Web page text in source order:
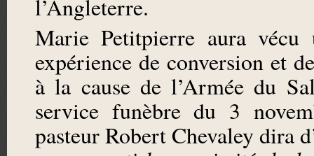
l’Angleterre.
Marie Petitpierre aura vécu
expérience de conversion et
à la cause de l’Armée du
service funèbre du 3
pasteur Robert Chevaley dira